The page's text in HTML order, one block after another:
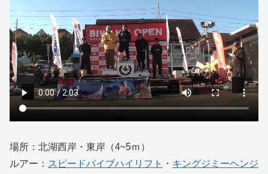
場所：北湖西岸・東岸（4~5ｍ）
ルアー： スピードバイブハイリフト ・ キングジミーヘンジ